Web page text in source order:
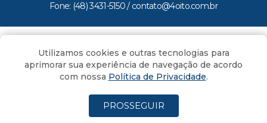
Fone: (48) 3431-5150 / contato@4oito.com.br
Todos os direitos reservados ao Portal 4oito
Utilizamos cookies e outras tecnologias para
aprimorar sua experiência de navegação de acordo
com nossa Política de Privacidade.
PROSSEGUIR